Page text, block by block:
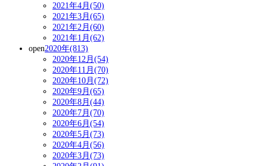
2021年4月(50)
2021年3月(65)
2021年2月(60)
2021年1月(62)
open2020年(813)
2020年12月(54)
2020年11月(70)
2020年10月(72)
2020年9月(65)
2020年8月(44)
2020年7月(70)
2020年6月(54)
2020年5月(73)
2020年4月(56)
2020年3月(73)